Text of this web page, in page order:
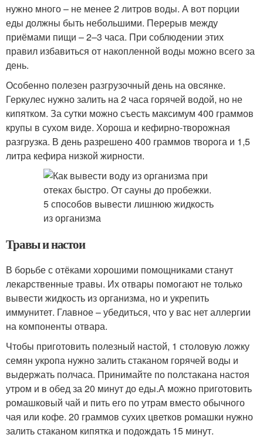
нужно много – не менее 2 литров воды. А вот порции
еды должны быть небольшими. Перерыв между
приёмами пищи – 2–3 часа. При соблюдении этих
правил избавиться от накопленной воды можно всего за
день.
Особенно полезен разгрузочный день на овсянке.
Геркулес нужно залить на 2 часа горячей водой, но не
кипятком. За сутки можно съесть максимум 400 граммов
крупы в сухом виде. Хороша и кефирно-творожная
разгрузка. В день разрешено 400 граммов творога и 1,5
литра кефира низкой жирности.
Травы и настои
В борьбе с отёками хорошими помощниками станут
лекарственные травы. Их отвары помогают не только
вывести жидкость из организма, но и укрепить
иммунитет. Главное – убедиться, что у вас нет аллергии
на компоненты отвара.
Чтобы приготовить полезный настой, 1 столовую ложку
семян укропа нужно залить стаканом горячей воды и
выдержать полчаса. Принимайте по полстакана настоя
утром и в обед за 20 минут до еды.А можно приготовить
ромашковый чай и пить его по утрам вместо обычного
чая или кофе. 20 граммов сухих цветков ромашки нужно
залить стаканом кипятка и подождать 15 минут.